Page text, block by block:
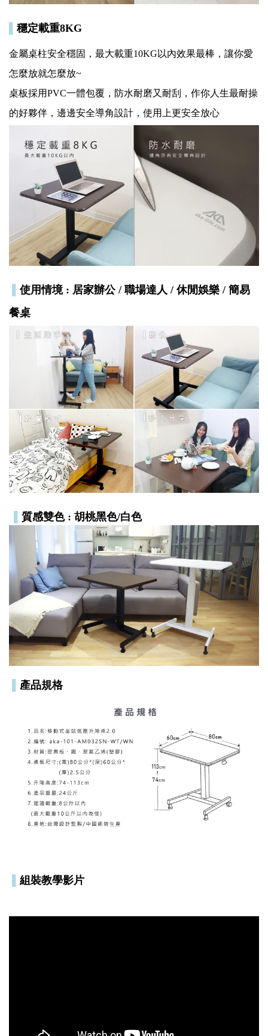
穩定載重8KG
金屬桌柱安全穩固，最大載重10KG以內效果最棒，讓你愛
怎麼放就怎麼放~
桌板採用PVC一體包覆，防水耐磨又耐刮，作你人生最耐操
的好夥伴，邊邊安全導角設計，使用上更安全放心
使用情境 : 居家辦公 / 職場達人 / 休閒娛樂 / 簡易
餐桌
質感雙色 : 胡桃黑色/白色
產品規格
組裝教學影片